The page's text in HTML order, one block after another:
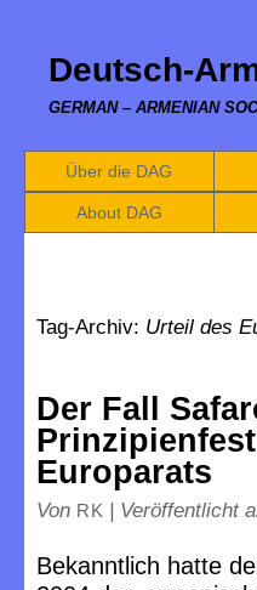
Deutsch-
GERMAN – ARMENIAN
Über die DAG
About DAG
Tag-Archiv: Urteil des
Der Fall
Europarats
Von RK | Veröffentlicht
Bekanntlich hatte